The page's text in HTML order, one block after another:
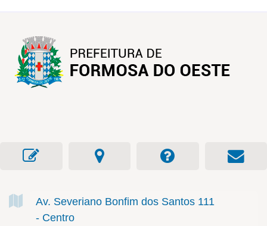
Av. Severiano Bonfim dos Santos 111
- Centro